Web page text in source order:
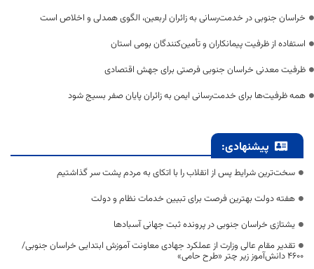
خراسان جنوبی در خدمت‌رسانی به زائران اربعین، الگوی همدلی و اخلاص است
استفاده از ظرفیت پیمانکاران و تأمین‌کنندگان بومی استان
ظرفیت معدنی خراسان جنوبی فرصتی برای جهش اقتصادی
همه ظرفیت‌ها برای خدمت‌رسانی ایمن به زائران پایان صفر بسیج شود
پیشنهادی:
سخت‌ترین شرایط پس از انقلاب را با اتکای به مردم پشت سر گذاشتیم
هفته دولت بهترین فرصت برای تبیین خدمات نظام و دولت
یشتازی خراسان جنوبی در پرونده ثبت جهانی آسبادها
تقدیر مقام عالی وزارت از عملکرد جهادی معاونت آموزش ابتدایی خراسان جنوبی/
۴۶۰۰ دانش‌آموز زیر چتر «طرح حامی»